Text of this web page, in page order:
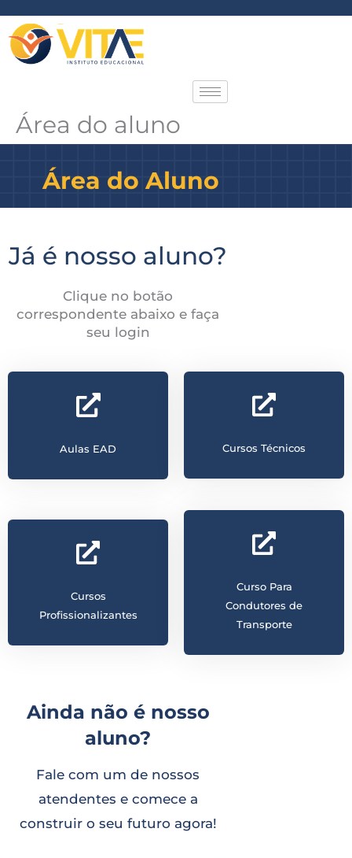
para
Área do aluno
Área do Aluno
Já é nosso aluno?
Clique no botão
correspondente abaixo e faça
seu login
Aulas EAD Cursos Técnicos
Cursos
Profissionalizantes
Curso Para
Condutores de
Transporte
Ainda não é nosso
aluno?
Fale com um de nossos
atendentes e comece a
construir o seu futuro agora!